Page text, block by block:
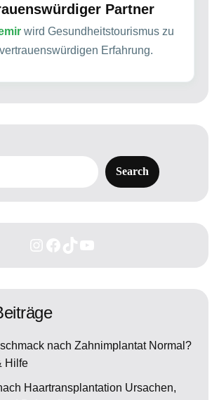
Partner
wird Gesundheitstourismus zu
Erfahrung.
Search
nach Zahnimplantat Normal?
Hilfe
Haartransplantation Ursachen,